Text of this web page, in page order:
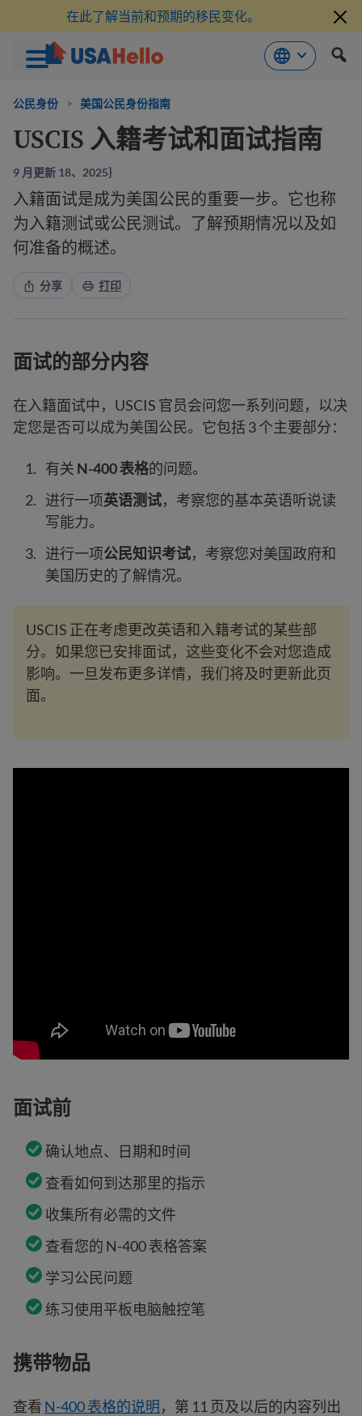
在此了解当前和预期的移民变化。
公民身份 > 美国公民身份指南
USCIS 入籍考试和面试指南
9 月更新 18、2025｝
入籍面试是成为美国公民的重要一步。它也称
为入籍测试或公民测试。了解预期情况以及如
何准备的概述。
分享 打印
面试的部分内容
在入籍面试中，USCIS 官员会问您一系列问题，以决
定您是否可以成为美国公民。它包括 3 个主要部分：
有关 N-400 表格的问题。
进行一项英语测试，考察您的基本英语听说读
写能力。
进行一项公民知识考试，考察您对美国政府和
美国历史的了解情况。
USCIS 正在考虑更改英语和入籍考试的某些部
分。如果您已安排面试，这些变化不会对您造成
影响。一旦发布更多详情，我们将及时更新此页
面。
面试前
确认地点、日期和时间
查看如何到达那里的指示
收集所有必需的文件
查看您的 N-400 表格答案
学习公民问题
练习使用平板电脑触控笔
携带物品
查看 N-400 表格的说明 ，第 11 页及以后的内容列出